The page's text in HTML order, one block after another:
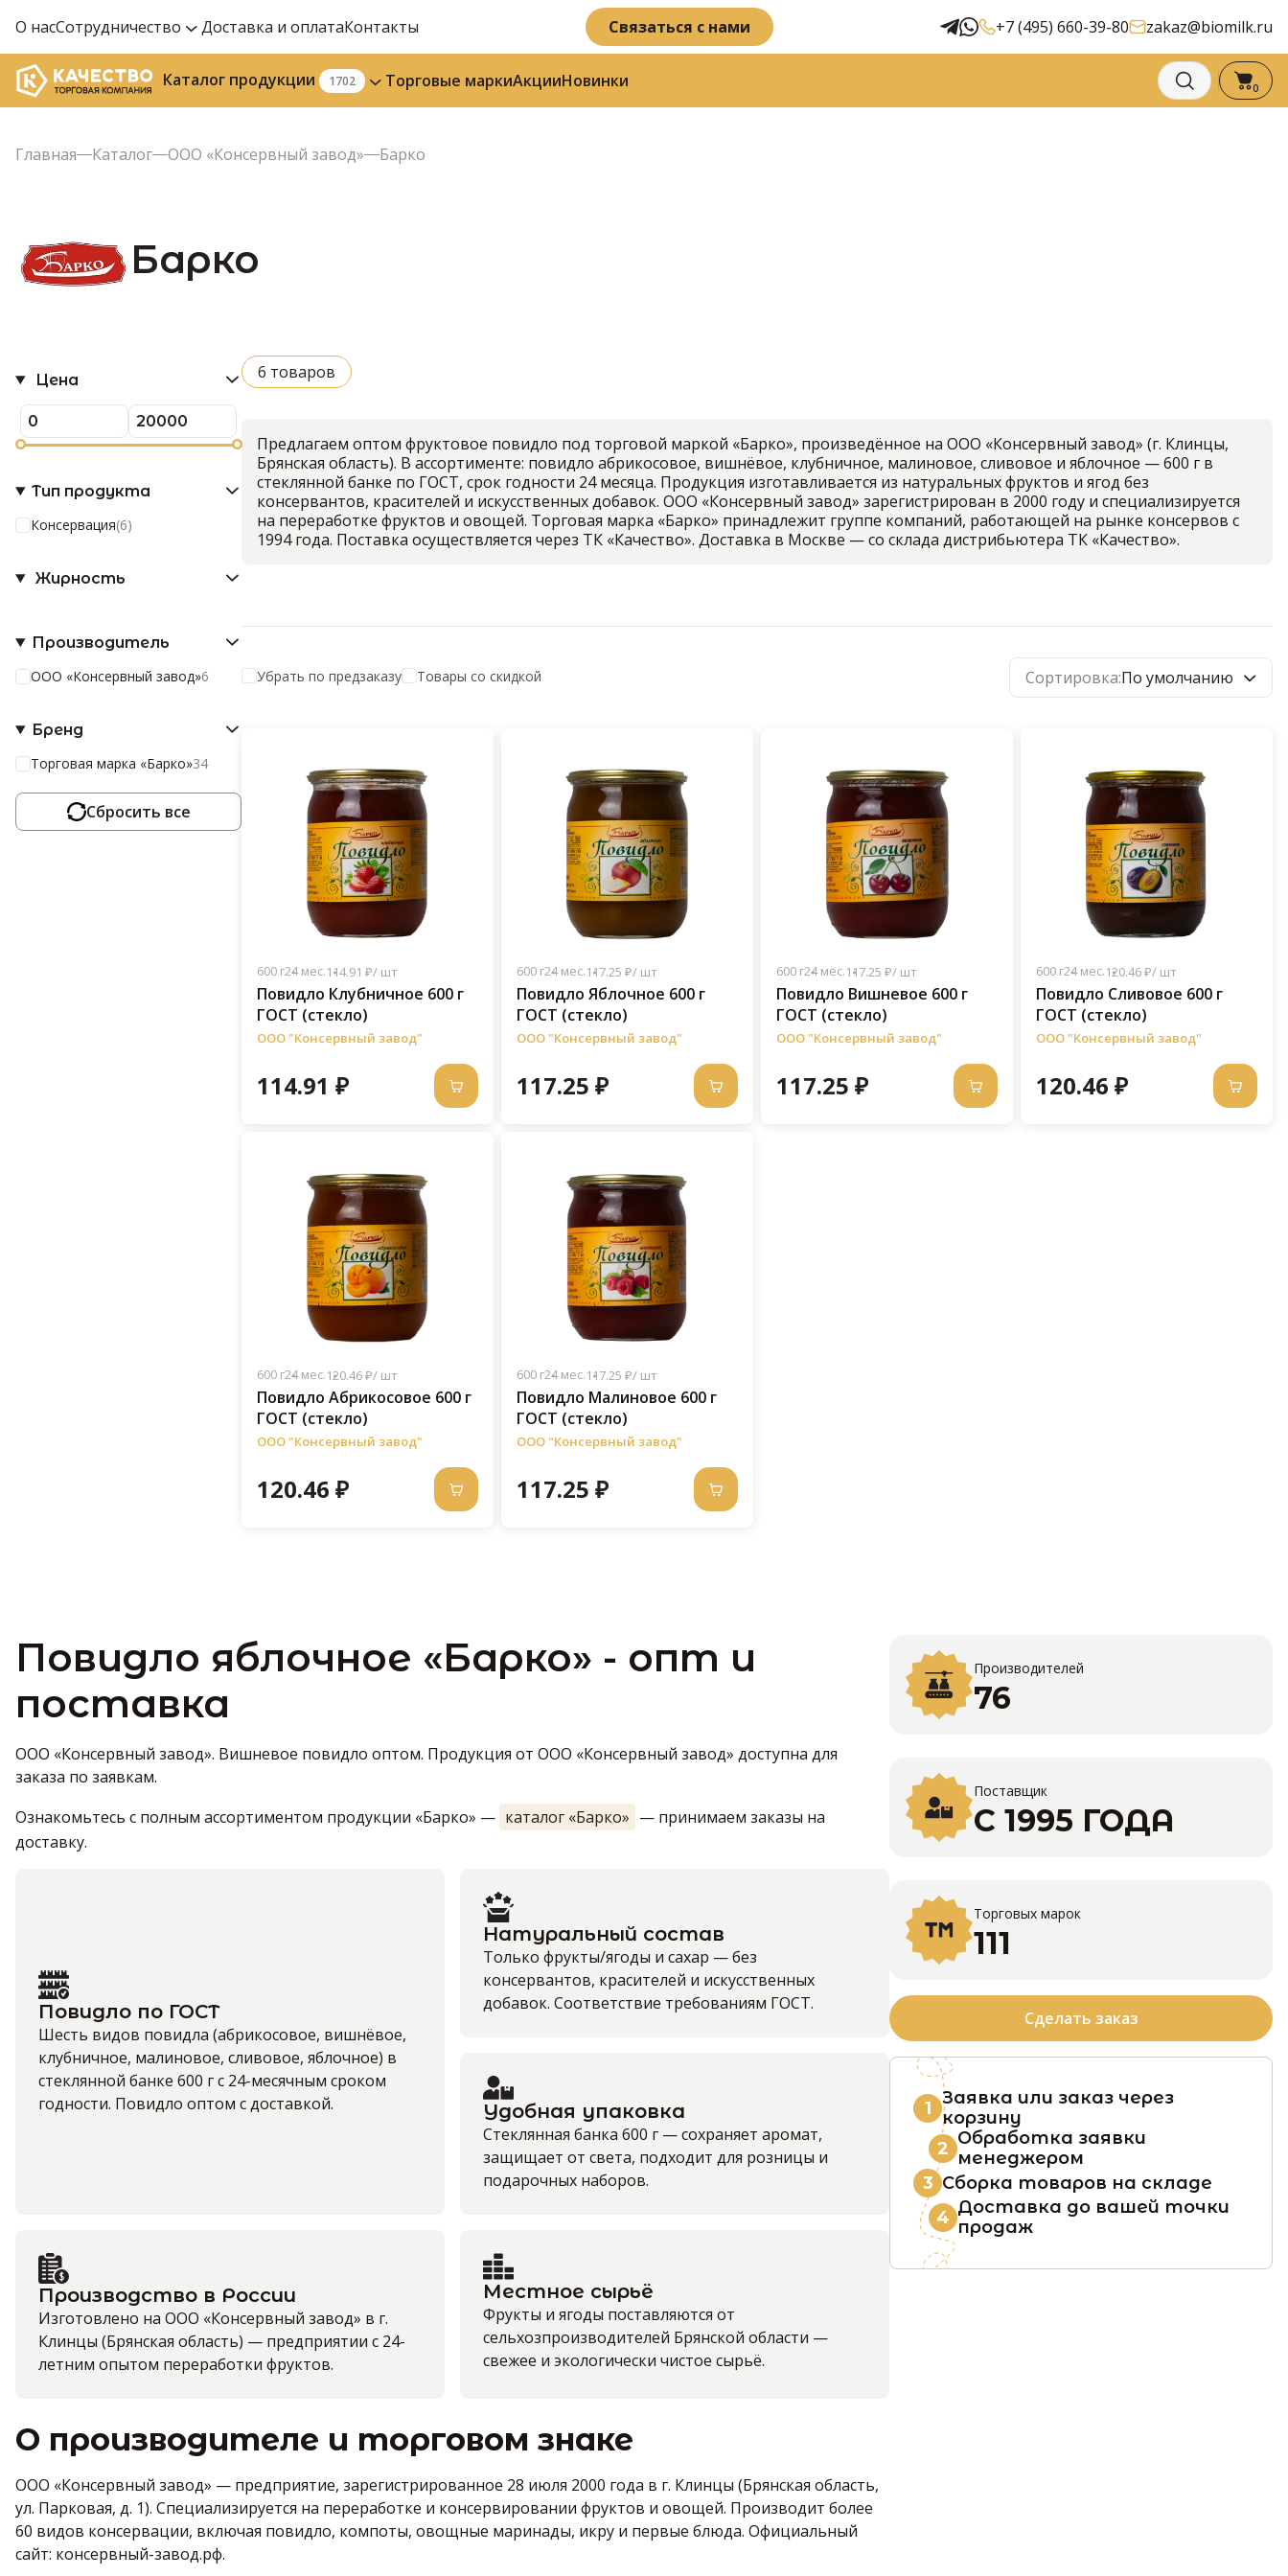
О насСотрудничество Доставка и оплатаКонтакты Связаться с нами +7 (495) 660-39-80 zakaz@biomilk.ru
Каталог продукции 1702 Торговые маркиАкцииНовинки 0
Главная Каталог ООО «Консервный завод» Барко
Барко
Цена
Тип продукта
Консервация(6)
Жирность
Производитель
ООО «Консервный завод»6
Бренд
Торговая марка «Барко»34
Сбросить все
6 товаров
Предлагаем оптом фруктовое повидло под торговой маркой «Барко», произведённое на ООО «Консервный завод» (г. Клинцы,
Брянская область). В ассортименте: повидло абрикосовое, вишнёвое, клубничное, малиновое, сливовое и яблочное — 600 г в
стеклянной банке по ГОСТ, срок годности 24 месяца. Продукция изготавливается из натуральных фруктов и ягод без
консервантов, красителей и искусственных добавок. ООО «Консервный завод» зарегистрирован в 2000 году и специализируется
на переработке фруктов и овощей. Торговая марка «Барко» принадлежит группе компаний, работающей на рынке консервов с
1994 года. Поставка осуществляется через ТК «Качество». Доставка в Москве — со склада дистрибьютера ТК «Качество».
Убрать по предзаказу Товары со скидкой Сортировка:По умолчанию
600 г24 мес.114.91 ₽/ шт
Повидло Клубничное 600 г
ГОСТ (стекло)
ООО "Консервный завод"
114.91 ₽
600 г24 мес.117.25 ₽/ шт
Повидло Яблочное 600 г
ГОСТ (стекло)
ООО "Консервный завод"
117.25 ₽
600 г24 мес.117.25 ₽/ шт
Повидло Вишневое 600 г
ГОСТ (стекло)
ООО "Консервный завод"
117.25 ₽
600 г24 мес.120.46 ₽/ шт
Повидло Сливовое 600 г
ГОСТ (стекло)
ООО "Консервный завод"
120.46 ₽
600 г24 мес.120.46 ₽/ шт
Повидло Абрикосовое 600 г
ГОСТ (стекло)
ООО "Консервный завод"
120.46 ₽
600 г24 мес.117.25 ₽/ шт
Повидло Малиновое 600 г
ГОСТ (стекло)
ООО "Консервный завод"
117.25 ₽
Повидло яблочное «Барко» - опт и
поставка
ООО «Консервный завод». Вишневое повидло оптом. Продукция от ООО «Консервный завод» доступна для
заказа по заявкам.
Ознакомьтесь с полным ассортиментом продукции «Барко» — каталог «Барко» — принимаем заказы на
доставку.
Повидло по ГОСТ
Шесть видов повидла (абрикосовое, вишнёвое,
клубничное, малиновое, сливовое, яблочное) в
стеклянной банке 600 г с 24-месячным сроком
годности. Повидло оптом с доставкой.
Натуральный состав
Только фрукты/ягоды и сахар — без
консервантов, красителей и искусственных
добавок. Соответствие требованиям ГОСТ.
Удобная упаковка
Стеклянная банка 600 г — сохраняет аромат,
защищает от света, подходит для розницы и
подарочных наборов.
Производство в России
Изготовлено на ООО «Консервный завод» в г.
Клинцы (Брянская область) — предприятии с 24-
летним опытом переработки фруктов.
Местное сырьё
Фрукты и ягоды поставляются от
сельхозпроизводителей Брянской области —
свежее и экологически чистое сырьё.
О производителе и торговом знаке
ООО «Консервный завод» — предприятие, зарегистрированное 28 июля 2000 года в г. Клинцы (Брянская область,
ул. Парковая, д. 1). Специализируется на переработке и консервировании фруктов и овощей. Производит более
60 видов консервации, включая повидло, компоты, овощные маринады, икру и первые блюда. Официальный
сайт: консервный-завод.рф.
Производителей
76
Поставщик
С 1995 ГОДА
Торговых марок
111
Сделать заказ
1 Заявка или заказ через
корзину
2 Обработка заявки
менеджером
3 Сборка товаров на складе
4 Доставка до вашей точки
продаж